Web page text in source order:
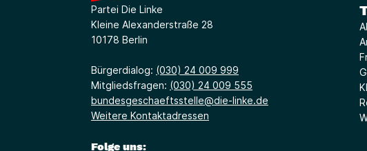
Partei Die Linke
Kleine Alexanderstraße 28
10178 Berlin
Bürgerdialog: (030) 24 009 999
Mitgliedsfragen: (030) 24 009 555
bundesgeschaeftsstelle@die-linke.de
Weitere Kontaktadressen
Folge uns: